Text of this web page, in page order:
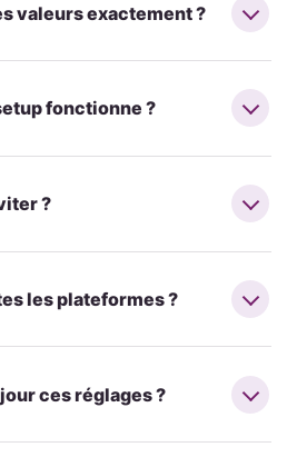
valeurs exactement ?
fonctionne ?
?
les plateformes ?
ces réglages ?